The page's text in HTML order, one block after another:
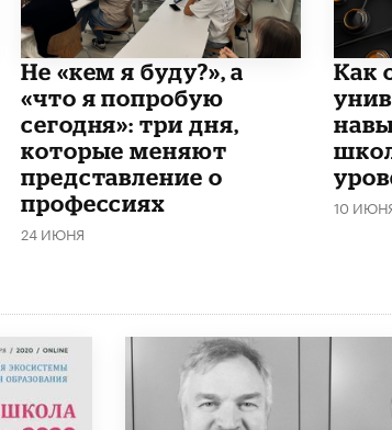
Не «кем я буду?», а
«что я попробую
сегодня»: три дня,
которые меняют
представление о
профессиях
24 ИЮНЯ
​Как
10